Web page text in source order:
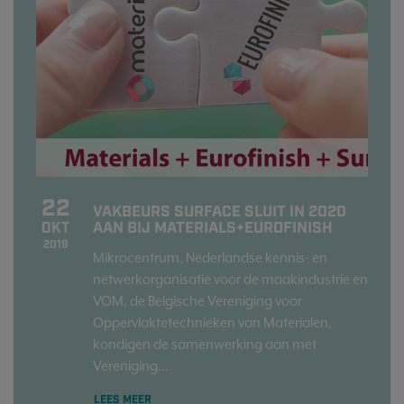
22
OKT
2019
VAKBEURS SURFACE SLUIT IN 2020
AAN BIJ MATERIALS+EUROFINISH
Mikrocentrum, Nederlandse kennis- en
netwerkorganisatie voor de maakindustrie en
VOM, de Belgische Vereniging voor
Oppervlaktetechnieken van Materialen,
kondigen de samenwerking aan met
Vereniging...
LEES MEER